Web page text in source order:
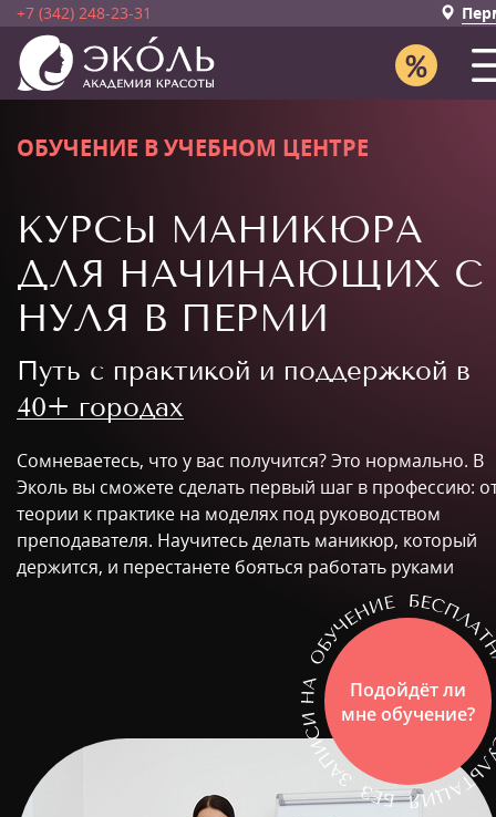
+7 (342) 248-23-31
ОБУЧЕНИЕ В УЧЕБНОМ ЦЕНТРЕ
КУРСЫ МАНИКЮРА
ДЛЯ НАЧИНАЮЩИХ С
НУЛЯ В ПЕРМИ
Путь с практикой и поддержкой в
40+ городах
Сомневаетесь, что у вас получится? Это нормально. В
Эколь вы сможете сделать первый шаг в профессию:
теории к практике на моделях под руководством
преподавателя. Научитесь делать маникюр, который
держится, и перестанете бояться работать руками
Подойдёт ли
мне обучение?